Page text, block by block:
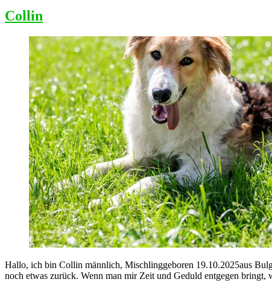
Collin
Hallo, ich bin Collin männlich, Mischlinggeboren 19.10.2025aus
noch etwas zurück. Wenn man mir Zeit und Geduld entgegen bringt,